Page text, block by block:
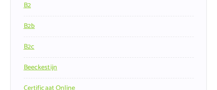
B2
B2b
B2c
Beeckestijn